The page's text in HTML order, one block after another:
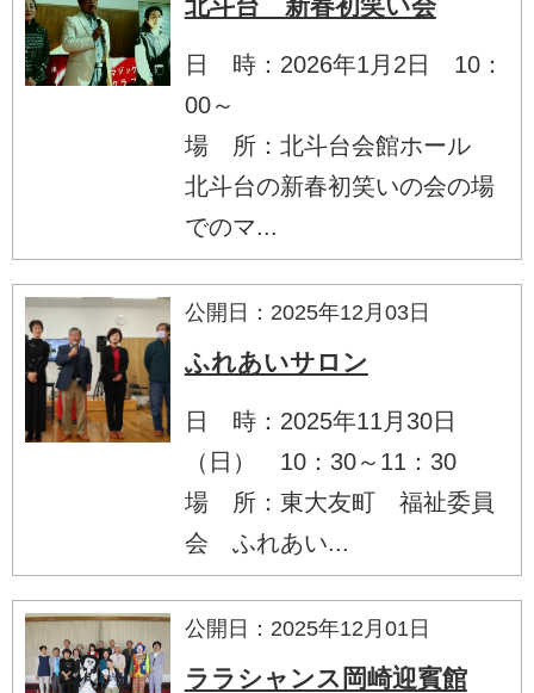
日 時：2026年1月2日 10：
00～
場 所：北斗台会館ホール
北斗台の新春初笑いの会の場
でのマ...
公開日：2025年12月03日
ふれあいサロン
日 時：2025年11月30日
（日） 10：30～11：30
場 所：東大友町 福祉委員
会 ふれあい...
公開日：2025年12月01日
ララシャンス岡崎迎賓館